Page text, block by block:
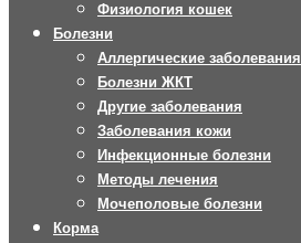
Физиология кошек
Болезни
Аллергические заболевания
Болезни ЖКТ
Другие заболевания
Заболевания кожи
Инфекционные болезни
Методы лечения
Мочеполовые болезни
Корма